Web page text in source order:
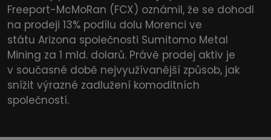
Freeport-McMoRan (FCX) oznámil, že se dohodl
na prodeji 13% podílu dolu Morenci ve
státu Arizona společnosti Sumitomo Metal
Mining za 1 mld. dolarů. Právě prodej aktiv je
v současné době nejvyužívanější způsob, jak
snížit výrazné zadlužení komoditních
společností.